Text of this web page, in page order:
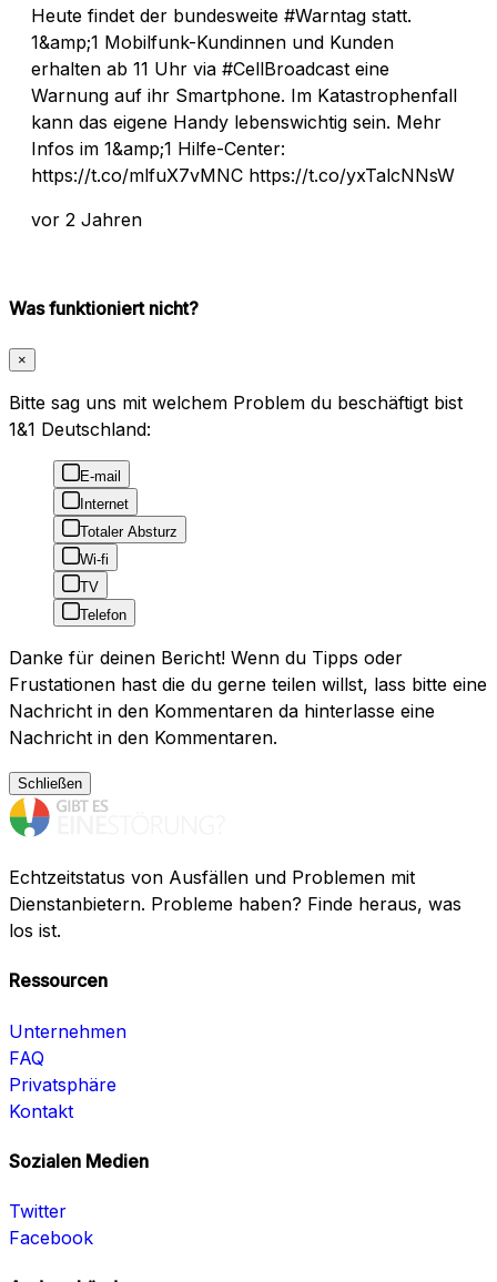
Heute findet der bundesweite #Warntag statt.
1&amp;1 Mobilfunk-Kundinnen und Kunden
erhalten ab 11 Uhr via #CellBroadcast eine
Warnung auf ihr Smartphone. Im Katastrophenfall
kann das eigene Handy lebenswichtig sein. Mehr
Infos im 1&amp;1 Hilfe-Center:
https://t.co/mlfuX7vMNC https://t.co/yxTalcNNsW
vor 2 Jahren
Was funktioniert nicht?
×
Bitte sag uns mit welchem Problem du beschäftigt bist
1&1 Deutschland:
E-mail
Internet
Totaler Absturz
Wi-fi
TV
Telefon
Danke für deinen Bericht! Wenn du Tipps oder
Frustationen hast die du gerne teilen willst, lass bitte eine
Nachricht in den Kommentaren da hinterlasse eine
Nachricht in den Kommentaren.
Schließen
Echtzeitstatus von Ausfällen und Problemen mit
Dienstanbietern. Probleme haben? Finde heraus, was
los ist.
Ressourcen
Unternehmen
FAQ
Privatsphäre
Kontakt
Sozialen Medien
Twitter
Facebook